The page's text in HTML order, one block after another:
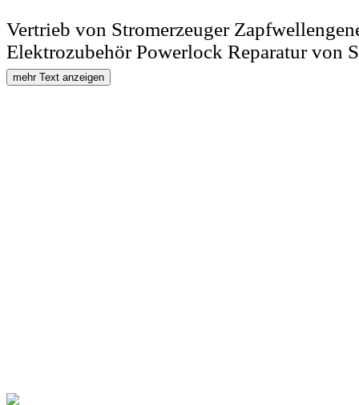
Vertrieb von Stromerzeuger
Elektrozubehör Powerlock Reparatur von
mehr Text anzeigen